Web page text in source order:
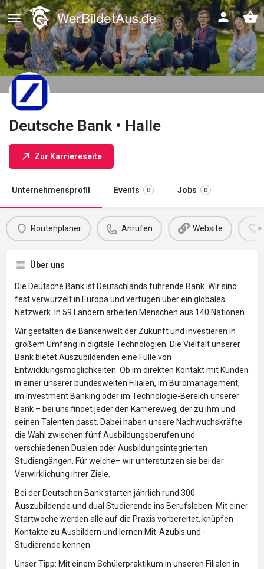
Deutsche Bank • Halle
Zur Karriereseite
Unternehmensprofil Events 0 Jobs 0
Routenplaner Anrufen Website
Über uns
Die Deutsche Bank ist Deutschlands führende Bank. Wir sind
fest verwurzelt in Europa und verfügen über ein globales
Netzwerk. In 59 Ländern arbeiten Menschen aus 140 Nationen.
Wir gestalten die Bankenwelt der Zukunft und investieren in
großem Umfang in digitale Technologien. Die Vielfalt unserer
Bank bietet Auszubildenden eine Fülle von
Entwicklungsmöglichkeiten. Ob im direkten Kontakt mit Kunden
in einer unserer bundesweiten Filialen, im Büromanagement,
im Investment Banking oder im Technologie-Bereich unserer
Bank – bei uns findet jeder den Karriereweg, der zu ihm und
seinen Talenten passt. Dabei haben unsere Nachwuchskräfte
die Wahl zwischen fünf Ausbildungsberufen und
verschiedenen Dualen oder Ausbildungsintegrierten
Studiengängen. Für welche– wir unterstützen sie bei der
Verwirklichung ihrer Ziele.
Bei der Deutschen Bank starten jährlich rund 300
Auszubildende und dual Studierende ins Berufsleben. Mit einer
Startwoche werden alle auf die Praxis vorbereitet, knüpfen
Kontakte zu Ausbildern und lernen Mit-Azubis und -
Studierende kennen.
Unser Tipp: Mit einem Schülerpraktikum in unseren Filialen in